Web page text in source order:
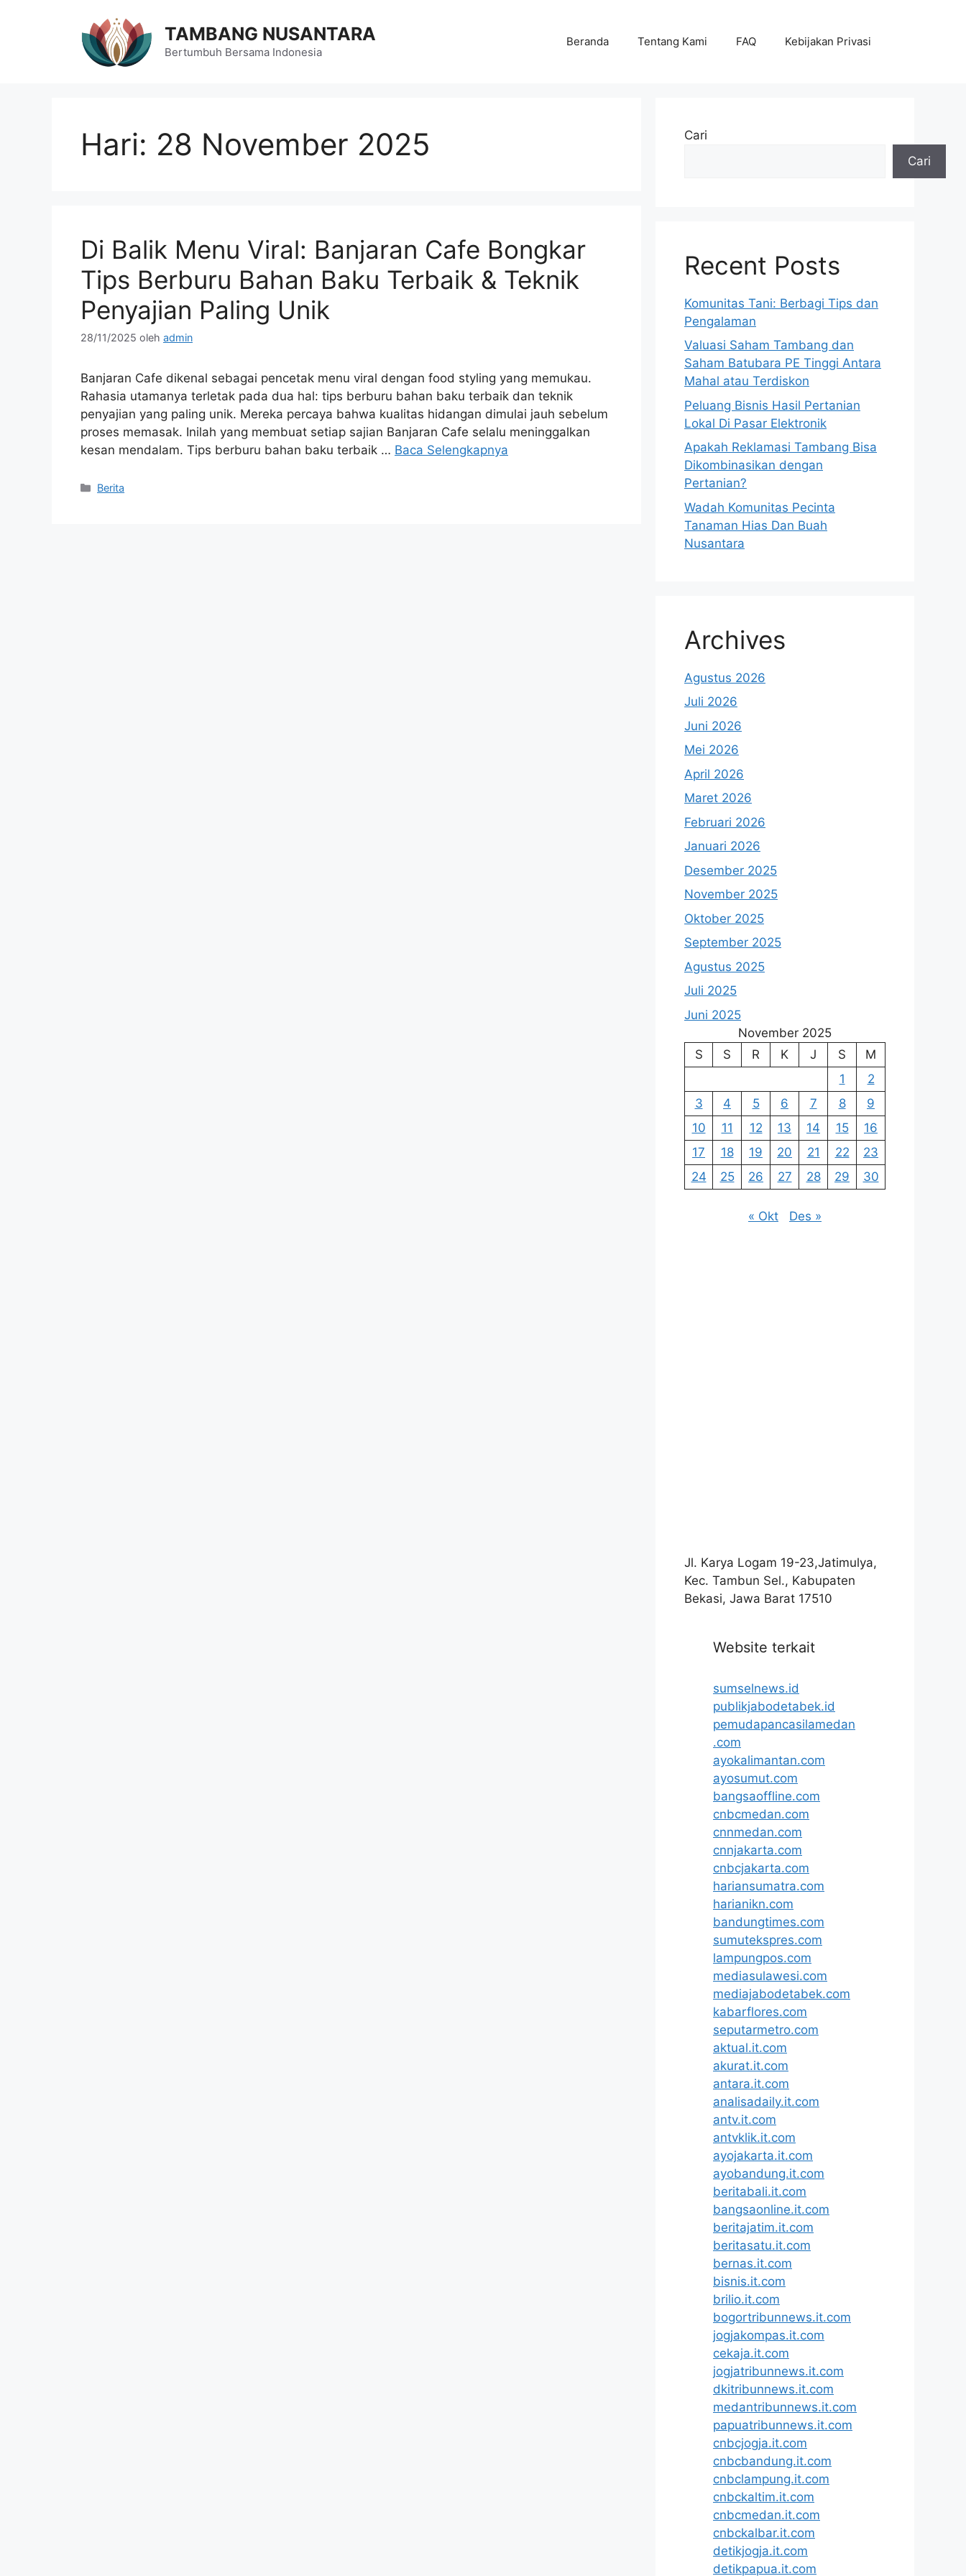
TAMBANG NUSANTARA
Bertumbuh Bersama Indonesia
Beranda Tentang Kami FAQ Kebijakan Privasi
Hari: 28 November 2025
Di Balik Menu Viral: Banjaran Cafe Bongkar
Tips Berburu Bahan Baku Terbaik & Teknik
Penyajian Paling Unik
28/11/2025 oleh admin
Banjaran Cafe dikenal sebagai pencetak menu viral dengan food styling yang memukau.
Rahasia utamanya terletak pada dua hal: tips berburu bahan baku terbaik dan teknik
penyajian yang paling unik. Mereka percaya bahwa kualitas hidangan dimulai jauh sebelum
proses memasak. Inilah yang membuat setiap sajian Banjaran Cafe selalu meninggalkan
kesan mendalam. Tips berburu bahan baku terbaik … Baca Selengkapnya
Kategori
Berita
Cari
Cari
Recent Posts
Komunitas Tani: Berbagi Tips dan
Pengalaman
Valuasi Saham Tambang dan
Saham Batubara PE Tinggi Antara
Mahal atau Terdiskon
Peluang Bisnis Hasil Pertanian
Lokal Di Pasar Elektronik
Apakah Reklamasi Tambang Bisa
Dikombinasikan dengan
Pertanian?
Wadah Komunitas Pecinta
Tanaman Hias Dan Buah
Nusantara
Archives
Agustus 2026
Juli 2026
Juni 2026
Mei 2026
April 2026
Maret 2026
Februari 2026
Januari 2026
Desember 2025
November 2025
Oktober 2025
September 2025
Agustus 2025
Juli 2025
Juni 2025
November 2025
S
S R K J S
M
1
2
3
4 5 6 7 8
9
10
11 12 13 14 15
16
17
18 19 20 21 22
23
24
25 26 27 28 29 30
« Okt Des »
Jl. Karya Logam 19-23,Jatimulya,
Kec. Tambun Sel., Kabupaten
Bekasi, Jawa Barat 17510
Website terkait
sumselnews.id
publikjabodetabek.id
pemudapancasilamedan
.com
ayokalimantan.com
ayosumut.com
bangsaoffline.com
cnbcmedan.com
cnnmedan.com
cnnjakarta.com
cnbcjakarta.com
hariansumatra.com
harianikn.com
bandungtimes.com
sumutekspres.com
lampungpos.com
mediasulawesi.com
mediajabodetabek.com
kabarflores.com
seputarmetro.com
aktual.it.com
akurat.it.com
antara.it.com
analisadaily.it.com
antv.it.com
antvklik.it.com
ayojakarta.it.com
ayobandung.it.com
beritabali.it.com
bangsaonline.it.com
beritajatim.it.com
beritasatu.it.com
bernas.it.com
bisnis.it.com
brilio.it.com
bogortribunnews.it.com
jogjakompas.it.com
cekaja.it.com
jogjatribunnews.it.com
dkitribunnews.it.com
medantribunnews.it.com
papuatribunnews.it.com
cnbcjogja.it.com
cnbcbandung.it.com
cnbclampung.it.com
cnbckaltim.it.com
cnbcmedan.it.com
cnbckalbar.it.com
detikjogja.it.com
detikpapua.it.com